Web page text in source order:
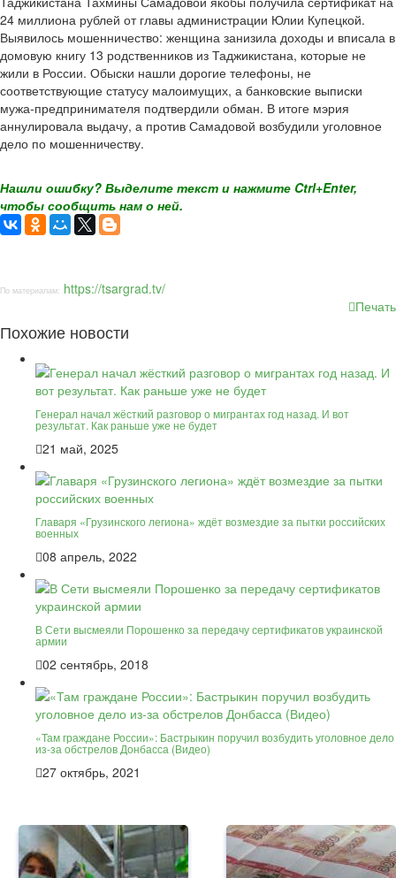
24 миллиона рублей от главы администрации Юлии Купецкой.
Выявилось мошенничество: женщина занизила доходы и вписала в
домовую книгу 13 родственников из Таджикистана, которые не
жили в России. Обыски нашли дорогие телефоны, не
соответствующие статусу малоимущих, а банковские выписки
мужа-предпринимателя подтвердили обман. В итоге мэрия
аннулировала выдачу, а против Самадовой возбудили уголовное
дело по мошенничеству.
Нашли ошибку? Выделите текст и нажмите Ctrl+Enter,
чтобы сообщить нам о ней.
По материалам: https://tsargrad.tv/
Печать
Похожие новости
Генерал начал жёсткий разговор о мигрантах год назад. И вот
результат. Как раньше уже не будет
21 май, 2025
Главаря «Грузинского легиона» ждёт возмездие за пытки российских
военных
08 апрель, 2022
В Сети высмеяли Порошенко за передачу сертификатов украинской
армии
02 сентябрь, 2018
«Там граждане России»: Бастрыкин поручил возбудить уголовное дело
из-за обстрелов Донбасса (Видео)
27 октябрь, 2021